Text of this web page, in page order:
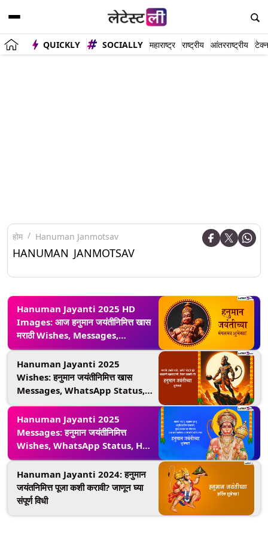
QUICKLY SOCIALLY महाराष्ट्र राष्ट्रीय आंतरराष्ट्रीय
होम Hanuman Janmotsav
HANUMAN JANMOTSAV
Hanuman Jayanti 2025 HD
Images: आज हनुमान जयंतीनिमित्त खास
मराठी Wishes, Messages,
WhatsApp Status द्वारे शुभेच्छा देत
साजरा मंगलमय दिवस
Hanuman Jayanti 2025
Wishes: हनुमान जयंतीनिमित्त खास
Messages, WhatsApp Status,
HD Images द्वारे द्या शुभेच्छा
Hanuman Jayanti 2025
Messages: हनुमान जयंतीनिमित्त
Wishes, WhatsApp Status, HD
Images शेअर करत साजरा करा
बजरंगबलीचा जन्मोत्सव
Hanuman Jayanti 2024: हनुमान
जयंतनिमित्त पूजा कशी करावी? जाणून घ्या
संपूर्ण विधी